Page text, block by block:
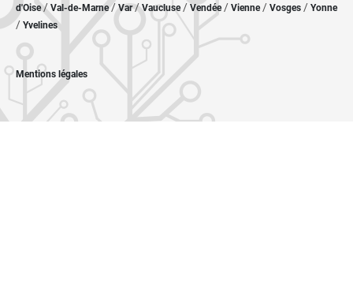
d'Oise/ Val-de-Marne/Var/Vaucluse/ Vendée/ Vienne/ Vosges / Yonne
/ Yvelines
Mentions légales